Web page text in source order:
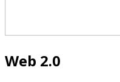
Web 2.0